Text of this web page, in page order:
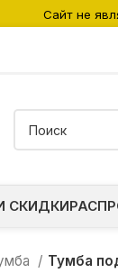
СКИДКИ
Тумба
Сайт не